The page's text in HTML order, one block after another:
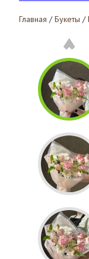
Главная / Букеты /